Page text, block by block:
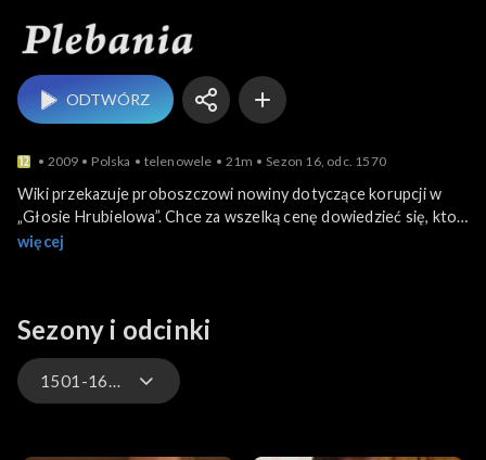
ODTWÓRZ
2009 Polska telenowele 21m Sezon 16, odc. 1570
Wiki przekazuje proboszczowi nowiny dotyczące korupcji w
„Głosie Hrubielowa”. Chce za wszelką cenę dowiedzieć się, kto
za tym wszystkim stoi. Komu zależy na kompromitacji Julii przed
Na plebanię przychodzi Kinga z maleńką Marysią. Kinga
opowiada proboszczowi o sobie i o swoim małżeństwie z
Romanem.
więcej
Sezony i odcinki
1501-1600